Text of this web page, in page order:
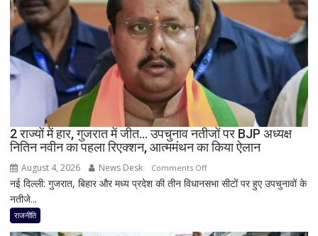
का
बड़ा
बयान,
बोले-
SIT
जांच
में
किसी
साधु-
संत
की
भूमिका
2 राज्यों में हार, गुजरात में जीत… उपचुनाव नतीजों पर BJP अध्यक्ष
नितिन नवीन का पहला रिएक्शन, आत्ममंथन का किया ऐलान
August 4, 2026 News Desk Comments Offon
2
हार,
नई दिल्ली: गुजरात, बिहार और मध्य प्रदेश की तीन विधानसभा सीटों पर हुए उपचुनावों के
नतीजे...
राजनीति